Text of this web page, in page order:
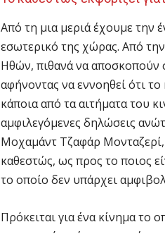
Από τη μια μεριά έχουμε την
εσωτερικό της χώρας. Από
Ηθών, πιθανά να αποσκοπούν
αφήνοντας να εννοηθεί ότι
κάποια από τα αιτήματα του
αμφιλεγόμενες δηλώσεις
Μοχαμάντ Τζαφάρ Μονταζερί,
καθεστώς, ως προς το ποιος
το οποίο δεν υπάρχει
Πρόκειται για ένα κίνημα το